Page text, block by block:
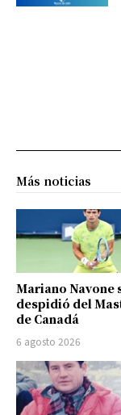
Más noticias
Mariano Navone
despidió del
de Canadá
6 agosto 2026